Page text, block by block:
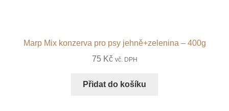
Marp Mix konzerva pro psy jehně+zelenina – 400g
75 Kč vč. DPH
Přidat do košíku